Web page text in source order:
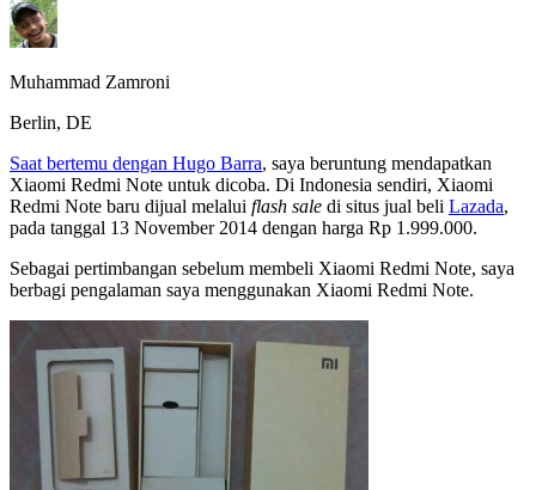
Muhammad Zamroni
Berlin, DE
Saat bertemu dengan Hugo Barra, saya beruntung mendapatkan
Xiaomi Redmi Note untuk dicoba. Di Indonesia sendiri, Xiaomi
Redmi Note baru dijual melalui flash sale di situs jual beli Lazada,
pada tanggal 13 November 2014 dengan harga Rp 1.999.000.
Sebagai pertimbangan sebelum membeli Xiaomi Redmi Note, saya
berbagi pengalaman saya menggunakan Xiaomi Redmi Note.